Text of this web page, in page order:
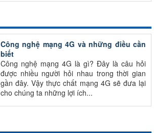
Công nghệ mạng 4G và những điều cần
biết
Công nghệ mạng 4G là gì? Đây là câu hỏi
được nhiều người hỏi nhau trong thời gian
gần đây. Vậy thực chất mạng 4G sẽ đưa lại
cho chúng ta những lợi ích...